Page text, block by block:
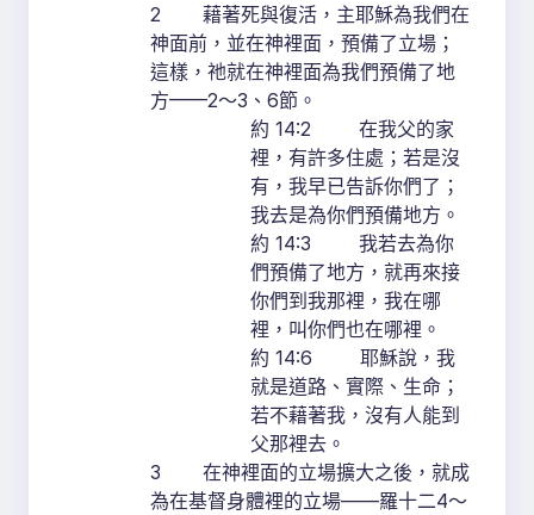
2 藉著死與復活，主耶穌為我們在
神面前，並在神裡面，預備了立場；
這樣，祂就在神裡面為我們預備了地
方——2～3、6節。
約 14:2 在我父的家
裡，有許多住處；若是沒
有，我早已告訴你們了；
我去是為你們預備地方。
約 14:3 我若去為你
們預備了地方，就再來接
你們到我那裡，我在哪
裡，叫你們也在哪裡。
約 14:6 耶穌說，我
就是道路、實際、生命；
若不藉著我，沒有人能到
父那裡去。
3 在神裡面的立場擴大之後，就成
為在基督身體裡的立場——羅十二4～